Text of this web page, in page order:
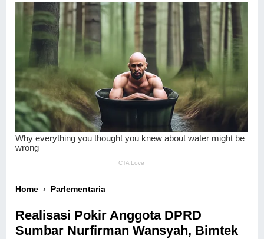
Home › Parlementaria
Realisasi Pokir Anggota DPRD
Sumbar Nurfirman Wansyah, Bimtek